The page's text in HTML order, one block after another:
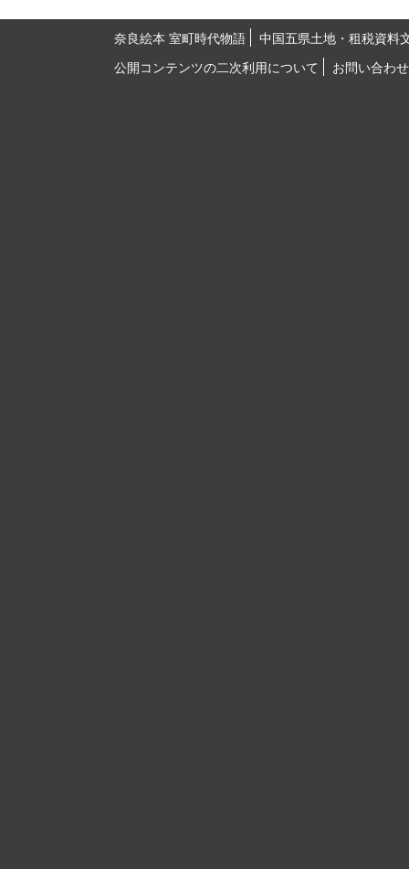
奈良絵本 室町時代物語
中国五県土地・租税資料
公開コンテンツの二次利用について
お問い合わせ